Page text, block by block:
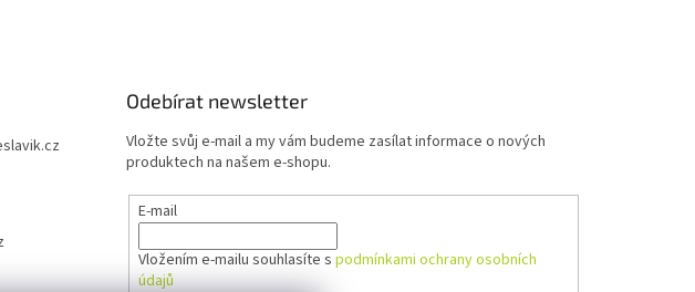
Odebírat newsletter
Vložte svůj e-mail a my vám budeme zasílat informace o nových
produktech na našem e-shopu.
E-mail
Vložením e-mailu souhlasíte spodmínkami ochrany osobních
údajů